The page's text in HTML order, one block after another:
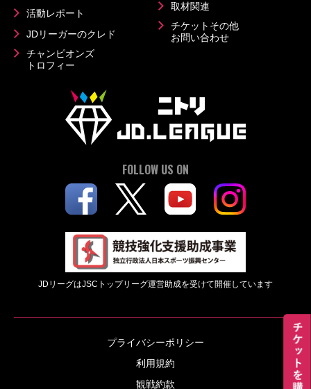
活動レポート
JDリーガーのクレド
チャンピオンズ
トロフィー
取材関連
チケットその他
お問い合わせ
FOLLOW US ON
JDリーグはJSCトップリーグ運営助成を受けて開催しています
プライバシーポリシー
利用規約
観戦約款